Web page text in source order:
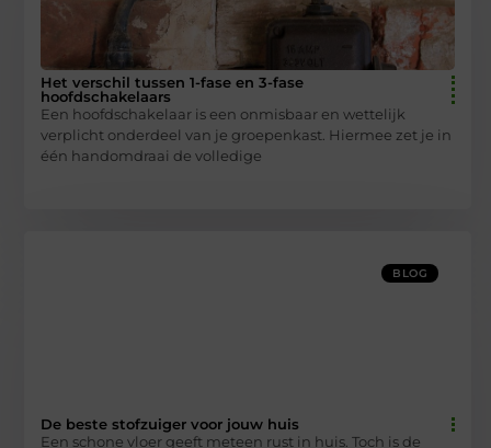
Het verschil tussen 1-fase en 3-fase
hoofdschakelaars
Een hoofdschakelaar is een onmisbaar en wettelijk
verplicht onderdeel van je groepenkast. Hiermee zet je in
één handomdraai de volledige
BLOG
De beste stofzuiger voor jouw huis
Een schone vloer geeft meteen rust in huis. Toch is de